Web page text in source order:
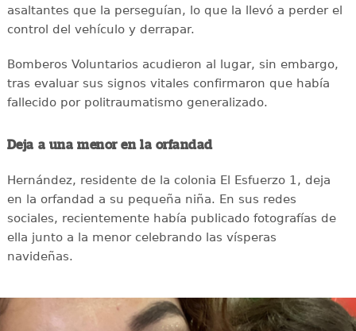
asaltantes que la perseguían, lo que la llevó a perder el
control del vehículo y derrapar.
Bomberos Voluntarios acudieron al lugar, sin embargo,
tras evaluar sus signos vitales confirmaron que había
fallecido por politraumatismo generalizado.
Deja a una menor en la orfandad
Hernández, residente de la colonia El Esfuerzo 1, deja
en la orfandad a su pequeña niña. En sus redes
sociales, recientemente había publicado fotografías de
ella junto a la menor celebrando las vísperas
navideñas.